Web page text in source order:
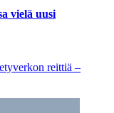
vielä uusi
reittiä –